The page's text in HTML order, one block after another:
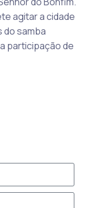
agitar a cidade
do samba
participação de